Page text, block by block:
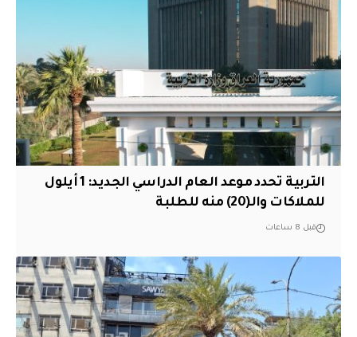
التربية تحدد موعد العام الدراسي الجديد: 1 أيلول
للملاكات والـ(20) منه للطلبة
قبل 8 ساعات